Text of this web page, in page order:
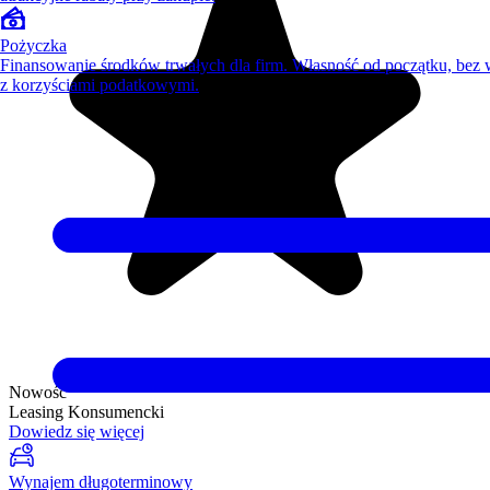
Nowość
Leasing Konsumencki
Dowiedz się więcej
Wynajem długoterminowy
Pożyczka
Finansowanie środków trwałych dla firm. Własność od początku, bez
z korzyściami podatkowymi.